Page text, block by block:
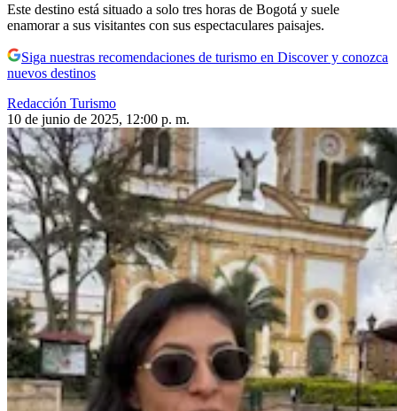
Este destino está situado a solo tres horas de Bogotá y suele
enamorar a sus visitantes con sus espectaculares paisajes.
Siga nuestras recomendaciones de turismo en Discover y conozca
nuevos destinos
Redacción Turismo
10 de junio de 2025, 12:00 p. m.